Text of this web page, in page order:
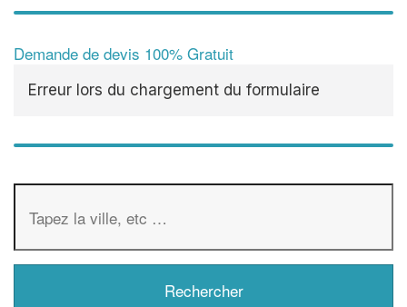
Demande de devis 100% Gratuit
Erreur lors du chargement du formulaire